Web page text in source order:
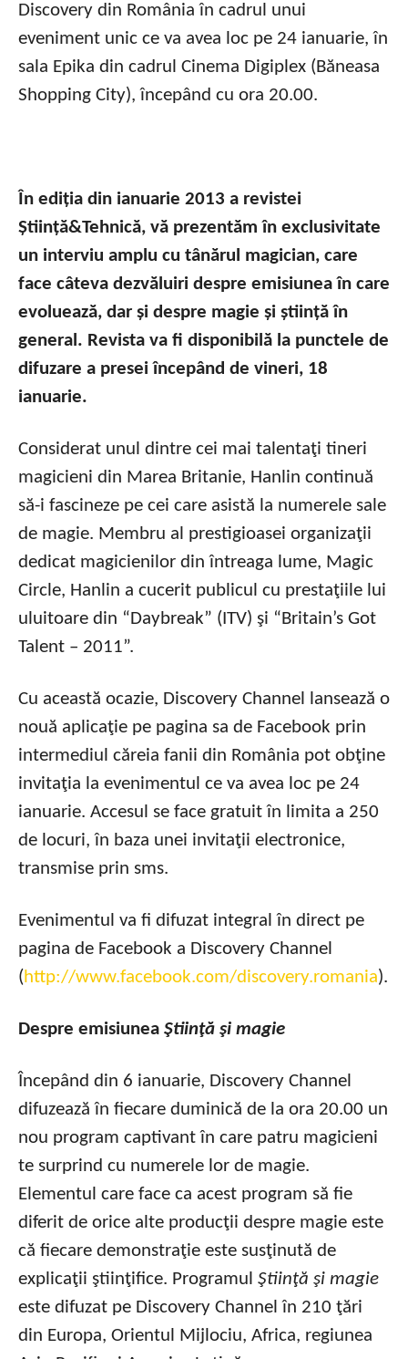
Discovery din România în cadrul unui
eveniment unic ce va avea loc pe 24 ianuarie, în
sala Epika din cadrul Cinema Digiplex (Băneasa
Shopping City), începând cu ora 20.00.
În ediția din ianuarie 2013 a revistei
Știință&Tehnică, vă prezentăm în exclusivitate
un interviu amplu cu tânărul magician, care
face câteva dezvăluiri despre emisiunea în care
evoluează, dar și despre magie și știință în
general. Revista va fi disponibilă la punctele de
difuzare a presei începând de vineri, 18
ianuarie.
Considerat unul dintre cei mai talentaţi tineri
magicieni din Marea Britanie, Hanlin continuă
să-i fascineze pe cei care asistă la numerele sale
de magie. Membru al prestigioasei organizaţii
dedicat magicienilor din întreaga lume, Magic
Circle, Hanlin a cucerit publicul cu prestaţiile lui
uluitoare din “Daybreak” (ITV) şi “Britain’s Got
Talent – 2011”.
Cu această ocazie, Discovery Channel lansează o
nouă aplicaţie pe pagina sa de Facebook prin
intermediul căreia fanii din România pot obţine
invitaţia la evenimentul ce va avea loc pe 24
ianuarie. Accesul se face gratuit în limita a 250
de locuri, în baza unei invitaţii electronice,
transmise prin sms.
Evenimentul va fi difuzat integral în direct pe
pagina de Facebook a Discovery Channel
(http://www.facebook.com/discovery.romania).
Despre emisiunea Ştiinţă şi magie
Începând din 6 ianuarie, Discovery Channel
difuzează în fiecare duminică de la ora 20.00 un
nou program captivant în care patru magicieni
te surprind cu numerele lor de magie.
Elementul care face ca acest program să fie
diferit de orice alte producţii despre magie este
că fiecare demonstraţie este susţinută de
explicaţii ştiinţifice. Programul Ştiinţă şi magie
este difuzat pe Discovery Channel în 210 ţări
din Europa, Orientul Mijlociu, Africa, regiunea